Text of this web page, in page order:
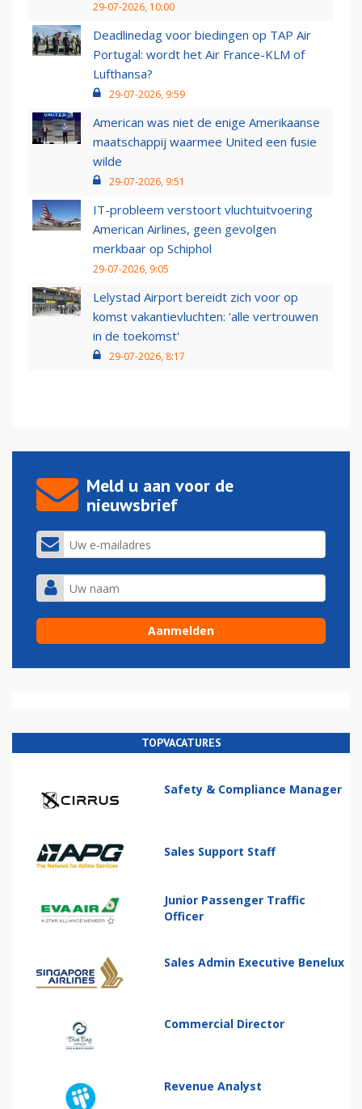
29-07-2026, 10:00
Deadlinedag voor biedingen op TAP Air
Portugal: wordt het Air France-KLM of
Lufthansa?
29-07-2026, 9:59
American was niet de enige Amerikaanse
maatschappij waarmee United een fusie
wilde
29-07-2026, 9:51
IT-probleem verstoort vluchtuitvoering
American Airlines, geen gevolgen
merkbaar op Schiphol
29-07-2026, 9:05
Lelystad Airport bereidt zich voor op
komst vakantievluchten: 'alle vertrouwen
in de toekomst'
29-07-2026, 8:17
Meld u aan voor de
nieuwsbrief
TOPVACATURES
Safety & Compliance Manager
Sales Support Staff
Junior Passenger Traffic
Officer
Sales Admin Executive Benelux
Commercial Director
Revenue Analyst